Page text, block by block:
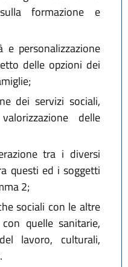
formazione e
e personalizzazione
delle opzioni dei
dei servizi sociali,
delle
tra i diversi
questi ed i soggetti
2;
sociali con le altre
quelle sanitarie,
lavoro, culturali,